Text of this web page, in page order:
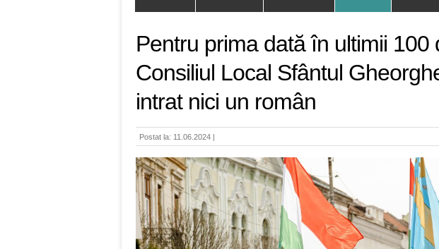
Pentru prima dată în ultimii 100
Consiliul Local Sfântul
intrat nici un român
Postat la: 11.06.2024 |